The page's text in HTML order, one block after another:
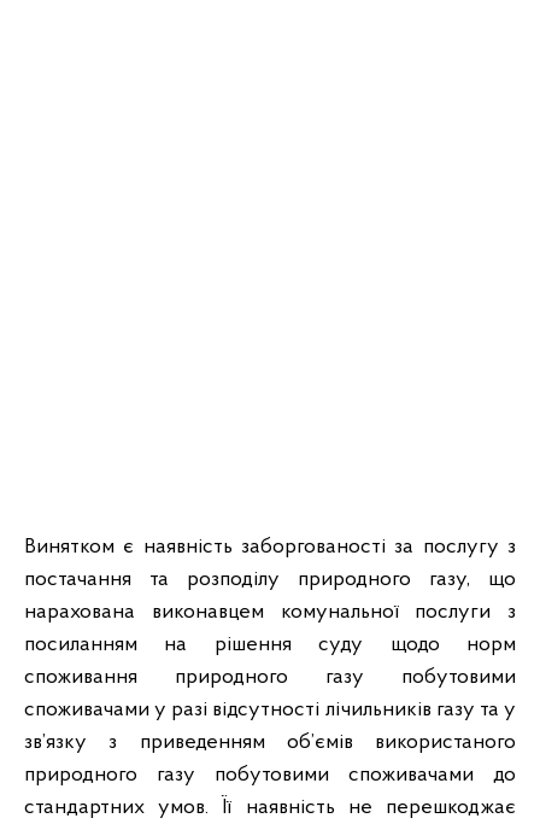
Винятком є наявність заборгованості за послугу з
постачання та розподілу природного газу, що
нарахована виконавцем комунальної послуги з
посиланням на рішення суду щодо норм
споживання природного газу побутовими
споживачами у разі відсутності лічильників газу та у
зв’язку з приведенням об’ємів використаного
природного газу побутовими споживачами до
стандартних умов. Її наявність не перешкоджає